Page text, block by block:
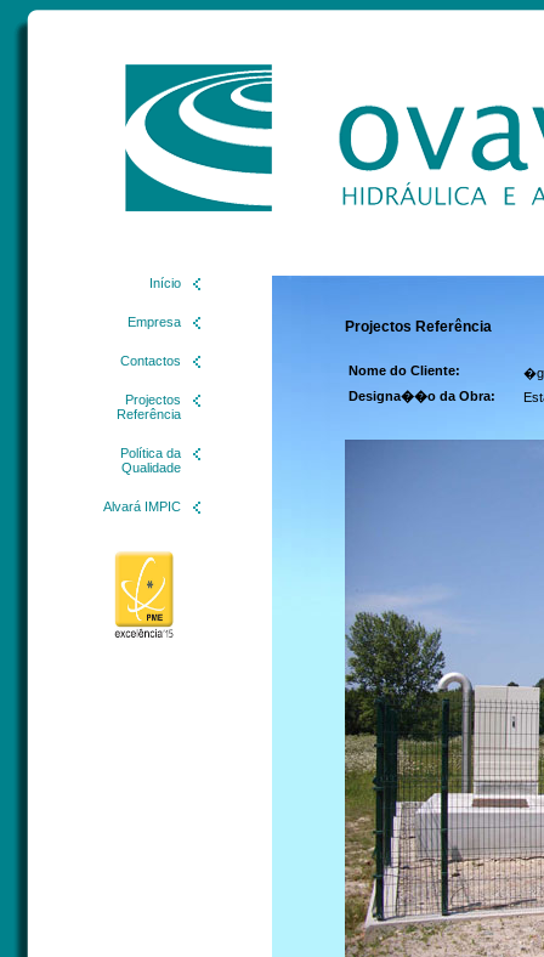
Início
Empresa
Contactos
Projectos
Referência
Política da
Qualidade
Alvará IMPIC
Projectos Referência
Nome do Cliente:
Designa��o da Obra: